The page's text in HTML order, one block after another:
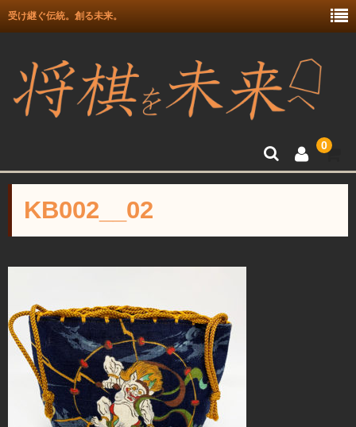
受け継ぐ伝統。創る未来。
0
彫駒
駒箱 駒台 布盤
駒師紹介
KB002__02